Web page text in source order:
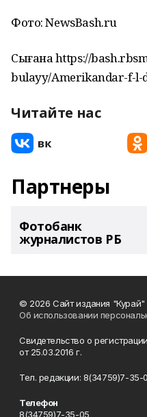
Фото: NewsBash.ru
Сығанаҡ https://
bulayy/Amerikandar-f-l-
Читайте нас
Партнеры
Фотобанк
журналистов РБ
© 2026 Сайт издания "Курай"
Об использовании
Свидетельство о
от 25.03.2016 г.
Тел. редакции: 8(34759)7-35-
Телефон
8(34759)7-35-05